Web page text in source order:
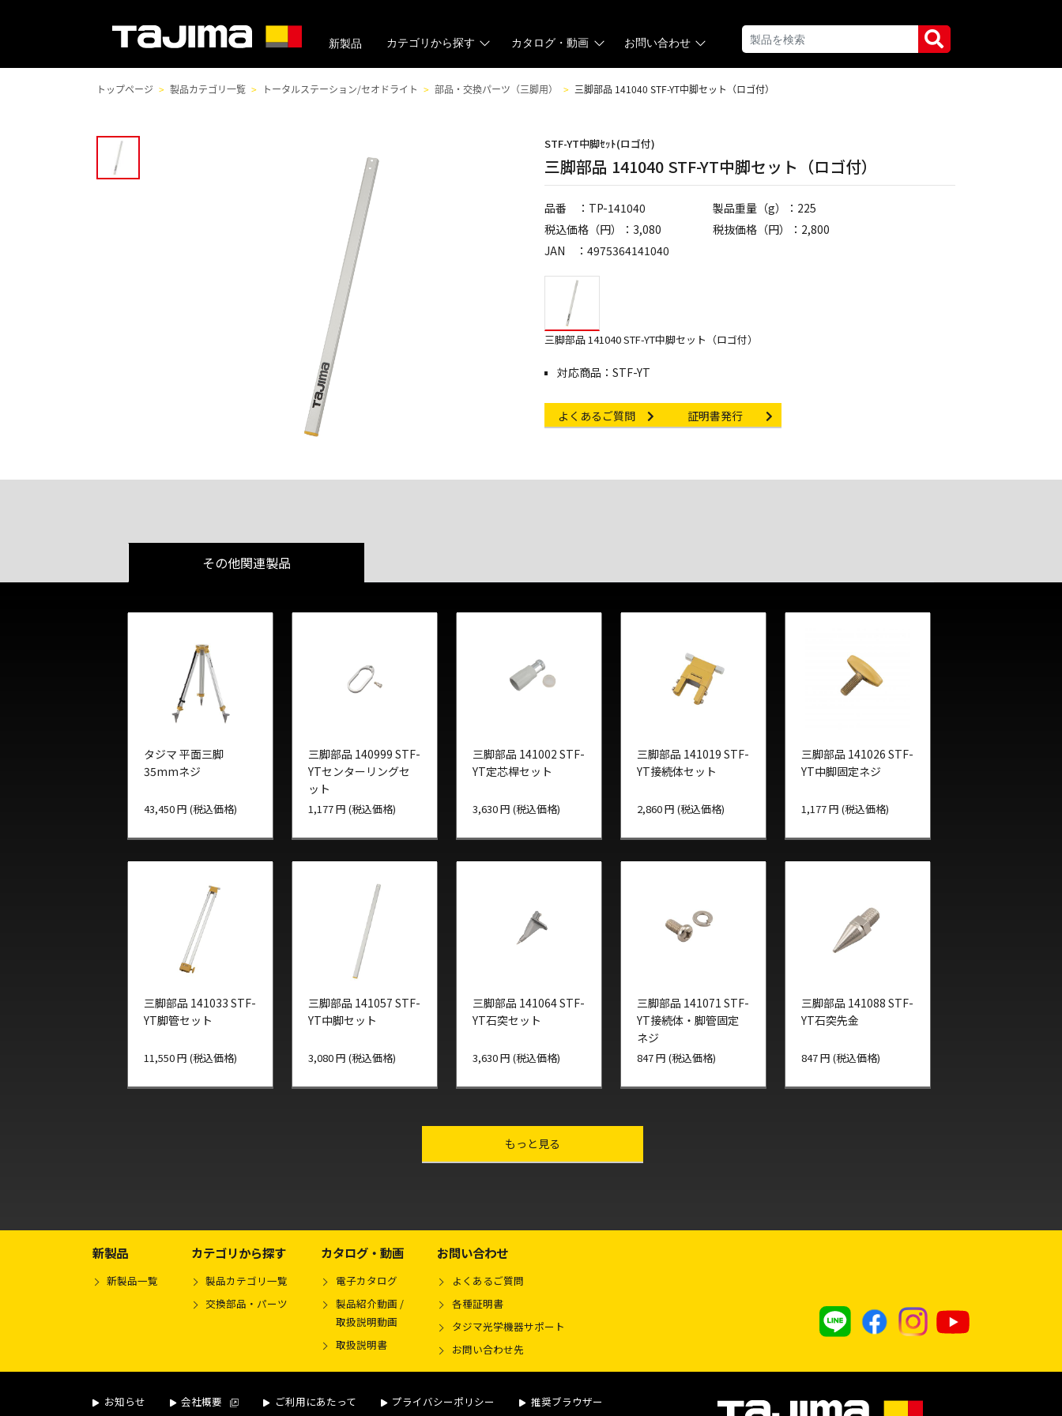
新製品 カテゴリから探す カタログ・動画 お問い合わせ
トップページ 製品カテゴリ一覧 トータルステーション/セオドライト 部品・交換パーツ（三脚用） 三脚部品 141040 STF-YT中脚セット（ロゴ付）
STF-YT中脚ｾｯﾄ(ロゴ付)
三脚部品 141040 STF-YT中脚セット（ロゴ付）
品番 ：TP-141040
製品重量（g）：225
税込価格（円）：3,080
税抜価格（円）：2,800
JAN ：4975364141040
三脚部品 141040 STF-YT中脚セット（ロゴ付）
対応商品：STF-YT
Other link
よくあるご質問 Certificate Issuance
証明書発行
その他関連製品
タジマ 平面三脚
35mmネジ
43,450 円 (税込価格)
三脚部品 140999 STF-
YTセンターリングセ
ット
1,177 円 (税込価格)
三脚部品 141002 STF-
YT定芯桿セット
3,630 円 (税込価格)
三脚部品 141019 STF-
YT接続体セット
2,860 円 (税込価格)
三脚部品 141026 STF-
YT中脚固定ネジ
1,177 円 (税込価格)
三脚部品 141033 STF-
YT脚管セット
11,550 円 (税込価格)
三脚部品 141057 STF-
YT中脚セット
3,080 円 (税込価格)
三脚部品 141064 STF-
YT石突セット
3,630 円 (税込価格)
三脚部品 141071 STF-
YT接続体・脚管固定
ネジ
847 円 (税込価格)
三脚部品 141088 STF-
YT石突先金
847 円 (税込価格)
もっと見る
新製品
新製品一覧
カテゴリから探す
製品カテゴリ一覧
交換部品・パーツ
カタログ・動画
電子カタログ
製品紹介動画 /
取扱説明動画
取扱説明書
お問い合わせ
よくあるご質問
各種証明書
タジマ光学機器サポート
お問い合わせ先
お知らせ 会社概要 ご利用にあたって プライバシーポリシー 推奨ブラウザー